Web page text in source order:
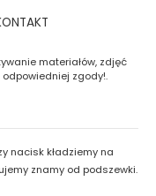
materiałów, zdjęć
zgody!.
nacisk kładziemy na
znamy od podszewki.